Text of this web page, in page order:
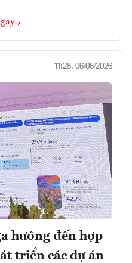
11:28, 06/08/2026
hướng đến hợp
triển các dự án